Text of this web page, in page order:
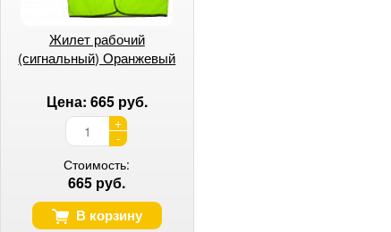
Жилет рабочий
(сигнальный) Оранжевый
Цена: 665 руб.
+
-
Стоимость:
665 руб.
В корзину